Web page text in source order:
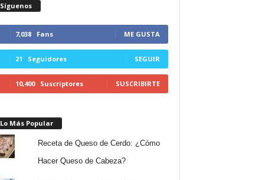
Síguenos
7,038 Fans ME GUSTA
21 Seguidores SEGUIR
10,400 Suscriptores SUSCRIBIRTE
Lo Más Popular
Receta de Queso de Cerdo: ¿Cómo
Hacer Queso de Cabeza?